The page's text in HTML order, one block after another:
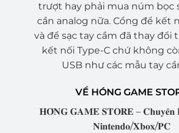
trượt hay phải mua núm bọc
cần analog nữa. Cổng để kết
và để sạc tay cầm đã thay đổi
kết nối Type-C chứ không
USB như các mẫu tay
VỀ HÓNG GAME
𝐇𝐎́𝐍𝐆 𝐆𝐀𝐌𝐄 𝐒𝐓𝐎𝐑𝐄 – 𝐂𝐡𝐮𝐲𝐞̂𝐧
𝐍𝐢𝐧𝐭𝐞𝐧𝐝𝐨/𝐗𝐛𝐨𝐱/𝐏𝐂